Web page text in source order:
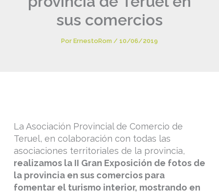
sus comercios
Por ErnestoRom / 10/06/2019
La Asociación Provincial de Comercio de
Teruel, en colaboración con todas las
asociaciones territoriales de la provincia,
realizamos la II Gran Exposición de fotos de
la provincia en sus comercios para
fomentar el turismo interior, mostrando en